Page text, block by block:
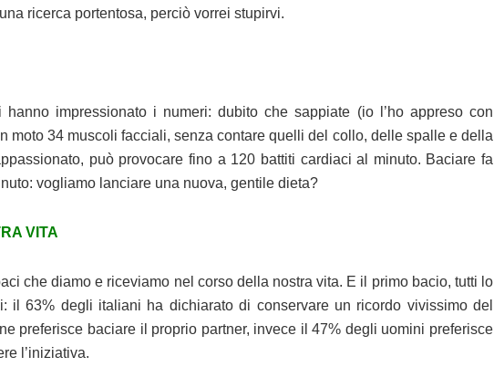
ricerca portentosa, perciò vorrei stupirvi.
impressionato i numeri: dubito che sappiate (io l’ho appreso con
moto 34 muscoli facciali, senza contare quelli del collo, delle spalle e della
può provocare fino a 120 battiti cardiaci al minuto. Baciare fa
vogliamo lanciare una nuova, gentile dieta?
VITA
che diamo e riceviamo nel corso della nostra vita. E il primo bacio, tutti lo
il 63% degli italiani ha dichiarato di conservare un ricordo vivissimo del
preferisce baciare il proprio partner, invece il 47% degli uomini preferisce
l’iniziativa.